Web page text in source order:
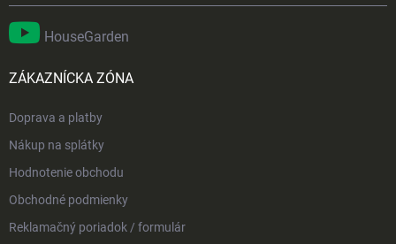
HouseGarden
ZÁKAZNÍCKA ZÓNA
Doprava a platby
Nákup na splátky
Hodnotenie obchodu
Obchodné podmienky
Reklamačný poriadok / formulár